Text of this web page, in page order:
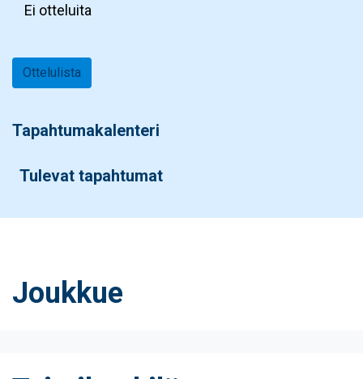
Ei otteluita
Ottelulista
Tapahtumakalenteri
Tulevat tapahtumat
Joukkue